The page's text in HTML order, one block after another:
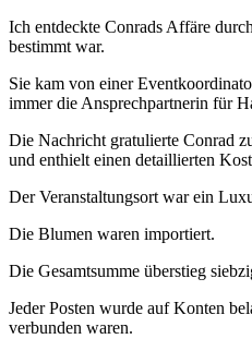
Ich entdeckte Conrads Affäre
bestimmt war.
Sie kam von einer
immer die Ansprechpartnerin für
Die Nachricht gratulierte Conrad
und enthielt einen detaillierten
Der Veranstaltungsort war ein
Die Blumen waren importiert.
Die Gesamtsumme überstieg
Jeder Posten wurde auf Konten
verbunden waren.